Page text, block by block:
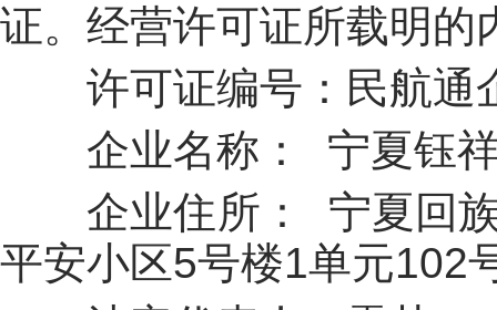
证。经营许可证所载明的
许可证编号：民航通
企业名称： 宁夏钰
企业住所： 宁夏回
平安小区5号楼1单元102